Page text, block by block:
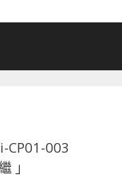
CP01-003
」